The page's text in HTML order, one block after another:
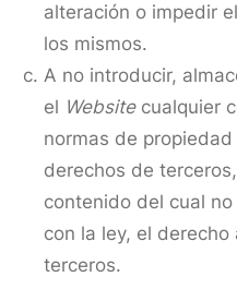
alteración o impedir
los mismos.
A no introducir,
el Websitecualquier
normas de
derechos de
contenido del cual
con la ley, el
terceros.